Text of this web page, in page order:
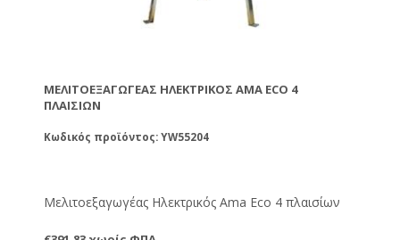
ΜΕΛΙΤΟΕΞΑΓΩΓΈΑΣ ΗΛΕΚΤΡΙΚΌΣ AMA ECO 4
ΠΛΑΙΣΊΩΝ
Κωδικός προϊόντος: YW55204
Μελιτοεξαγωγέας Ηλεκτρικός Ama Eco 4 πλαισίων